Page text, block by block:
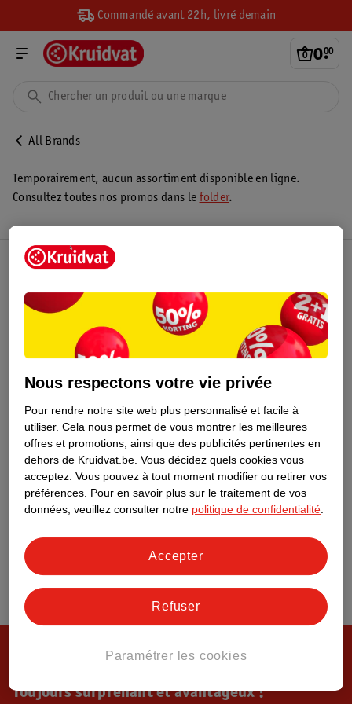
Commandé avant 22h, livré demain
0.
00
All Brands
Temporairement, aucun assortiment disponible en ligne.
Consultez toutes nos promos dans le folder.
Toujours surprenant et avantageux !
Nous respectons votre vie privée
Pour rendre notre site web plus personnalisé et facile à
utiliser. Cela nous permet de vous montrer les meilleures
offres et promotions, ainsi que des publicités pertinentes en
dehors de Kruidvat.be. Vous décidez quels cookies vous
acceptez. Vous pouvez à tout moment modifier ou retirer vos
préférences. Pour en savoir plus sur le traitement de vos
données, veuillez consulter notre politique de confidentialité
Paramétrer les cookies
Refuser
Accepter